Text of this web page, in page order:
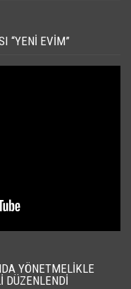
“YENI EVIM”
YÖNETMELIKLE
DÜZENLENDI